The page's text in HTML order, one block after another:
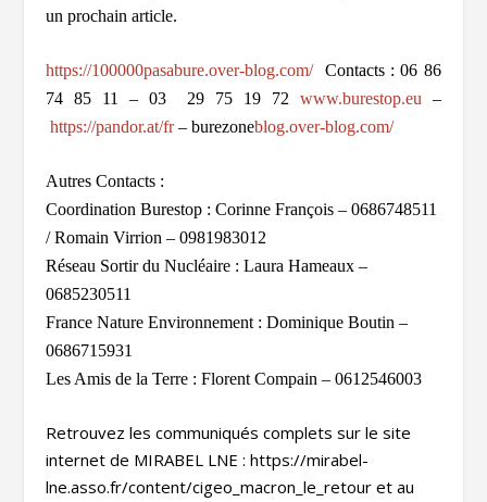
un prochain article.
https://100000pasabure.over-blog.com/
Contacts : 06 86
74 85 11 – 03 29 75 19 72 www.burestop.eu –
https://pandor.at/fr– burezoneblog.over-blog.com/
Autres Contacts :
Coordination Burestop : Corinne François – 0686748511
/ Romain Virrion – 0981983012
Réseau Sortir du Nucléaire : Laura Hameaux –
0685230511
France Nature Environnement : Dominique Boutin –
0686715931
Les Amis de la Terre : Florent Compain – 0612546003
Retrouvez les communiqués complets sur le site
internet de MIRABEL LNE : https://mirabel-
lne.asso.fr/content/cigeo_macron_le_retour et au